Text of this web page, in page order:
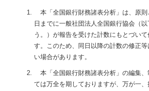
本「全国銀行財務諸表分析」は、原則
日までに一般社団法人全国銀行協会（
う。）が報告を受けた計数にもとづいて
す。このため、同日以降の計数の修正
い場合があります。
本「全国銀行財務諸表分析」の編集、
ては万全を期しておりますが、万が一